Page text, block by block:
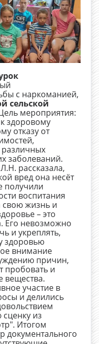
с наркоманией,
сельской
мероприятия:
здоровому
отказу от
заболеваний.
рассказала,
вред она несёт
получили
воспитания
свою жизнь и
– это
Его невозможно
и укреплять,
здоровью
внимание
причин,
пробовать и
вещества.
участие в
и делились
из
Итогом
документального